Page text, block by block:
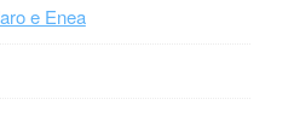
e Enea